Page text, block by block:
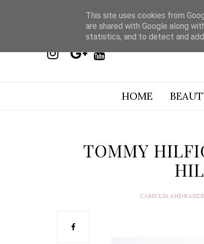
HOME
TOMMY
CAMELIA
This site uses cookies from
are shared with Google along
statistics, and to detect and